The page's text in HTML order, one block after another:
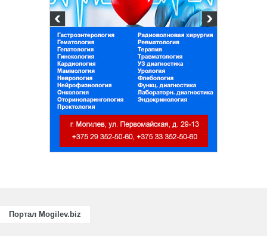
повышение
Портал Mogilev.biz